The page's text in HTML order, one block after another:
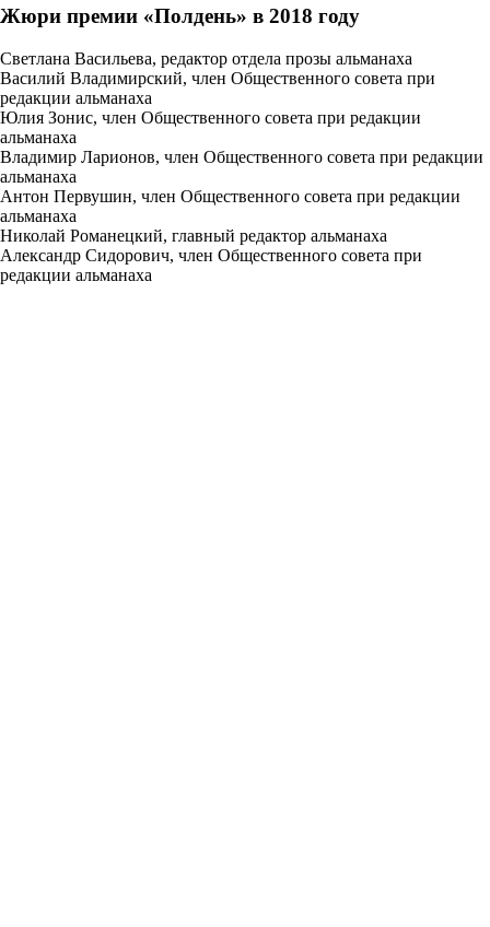
Жюри премии «Полдень» в 2018 году
Светлана Васильева, редактор отдела прозы альманаха
Василий Владимирский, член Общественного совета при
редакции альманаха
Юлия Зонис, член Общественного совета при редакции
альманаха
Владимир Ларионов, член Общественного совета при редакции
альманаха
Антон Первушин, член Общественного совета при редакции
альманаха
Николай Романецкий, главный редактор альманаха
Александр Сидорович, член Общественного совета при
редакции альманаха